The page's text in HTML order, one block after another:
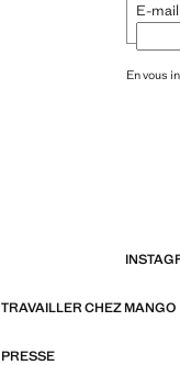
E-mail
En vous
TRAVAILLER CHEZ MANGO
PRESSE